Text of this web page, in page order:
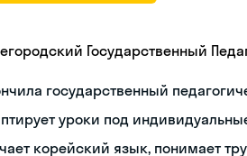
Государственный
государственный
уроки под
корейский язык, понимает